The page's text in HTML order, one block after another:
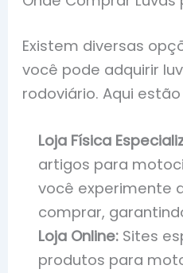
Existem diversas
você pode adquirir
rodoviário. Aqui
Loja Física
artigos para
você experimente
comprar,
Loja Online: Sites
produtos para